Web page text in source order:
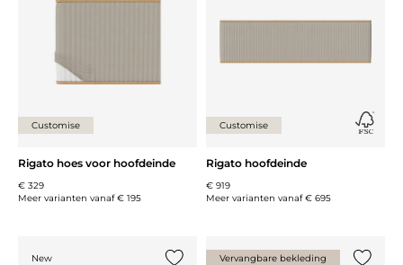
Customise
Rigato hoes voor hoofdeinde
€ 329
Meer varianten vanaf€ 195
Customise
Rigato hoofdeinde
€ 919
Meer varianten vanaf€ 695
New Vervangbare bekleding